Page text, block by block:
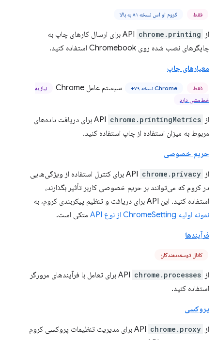
فقط کروم او اس نسخه ۸۱ به بالا
از API chrome.printing
برای ارسال کارهای چاپ به
چاپگرهای نصب شده روی Chromebook استفاده کنید.
معیارهای چاپ
فقط Chrome نسخه ۷۹+ سیستم عامل Chrome
نیاز به
خط‌مشی دارد
از API chrome.printingMetrics
برای دریافت داده‌های
مربوط به میزان استفاده از چاپ استفاده کنید.
حریم خصوصی
از API chrome.privacy
برای کنترل استفاده از ویژگی‌هایی
در کروم که می‌توانند بر حریم خصوصی کاربر تأثیر بگذارند،
استفاده کنید. این API برای دریافت و تنظیم پیکربندی کروم، به
نمونه اولیه ChromeSetting از نوع API
متکی است.
فرآیندها
کانال توسعه‌دهندگان
از API chrome.processes
برای تعامل با فرآیندهای مرورگر
استفاده کنید.
پروکسی
از API chrome.proxy
برای مدیریت تنظیمات پروکسی کروم